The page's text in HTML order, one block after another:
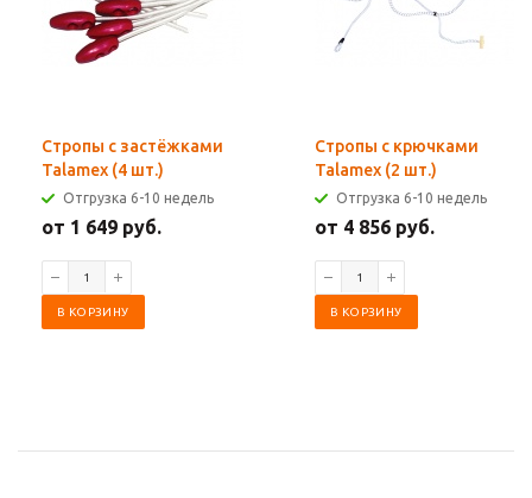
Стропы с застёжками
Talamex (4 шт.)
Отгрузка 6-10 недель
от 1 649 руб.
В КОРЗИНУ
Стропы с крючками
Talamex (2 шт.)
Отгрузка 6-10 недель
от 4 856 руб.
В КОРЗИНУ